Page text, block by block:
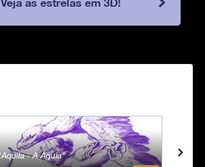
Aquila - A Águia